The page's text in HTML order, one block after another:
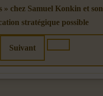
» chez Samuel Konkin et son
stratégique possible
Suivant